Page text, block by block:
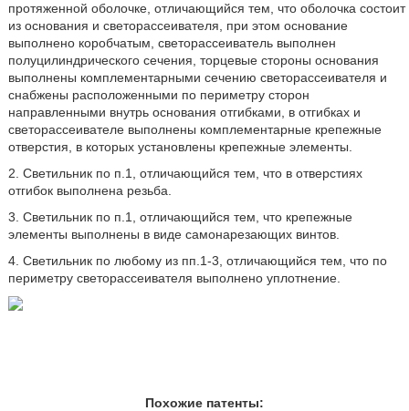
протяженной оболочке, отличающийся тем, что оболочка состоит
из основания и светорассеивателя, при этом основание
выполнено коробчатым, светорассеиватель выполнен
полуцилиндрического сечения, торцевые стороны основания
выполнены комплементарными сечению светорассеивателя и
снабжены расположенными по периметру сторон
направленными внутрь основания отгибками, в отгибках и
светорассеивателе выполнены комплементарные крепежные
отверстия, в которых установлены крепежные элементы.
2. Светильник по п.1, отличающийся тем, что в отверстиях
отгибок выполнена резьба.
3. Светильник по п.1, отличающийся тем, что крепежные
элементы выполнены в виде самонарезающих винтов.
4. Светильник по любому из пп.1-3, отличающийся тем, что по
периметру светорассеивателя выполнено уплотнение.
Похожие патенты: